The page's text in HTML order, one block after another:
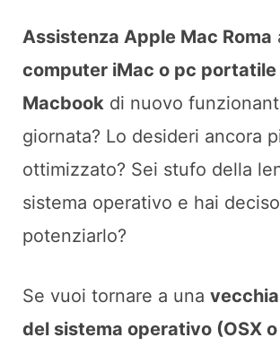
Assistenza Apple Mac Roma
computer iMac o pc portatile
Macbook di nuovo
giornata? Lo desideri ancora
ottimizzato? Sei stufo della
sistema operativo e hai
potenziarlo?
Se vuoi tornare a una
del sistema operativo (OSX